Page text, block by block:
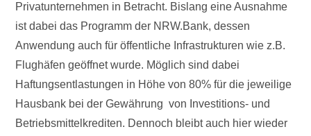
Privatunternehmen in Betracht. Bislang eine Ausnahme
ist dabei das Programm der NRW.Bank, dessen
Anwendung auch für öffentliche Infrastrukturen wie z.B.
Flughäfen geöffnet wurde. Möglich sind dabei
Haftungsentlastungen in Höhe von 80% für die jeweilige
Hausbank bei der Gewährung von Investitions- und
Betriebsmittelkrediten. Dennoch bleibt auch hier wieder